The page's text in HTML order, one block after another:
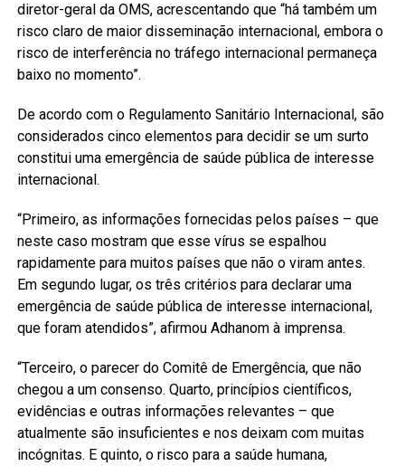
diretor-geral da OMS, acrescentando que “há também um
risco claro de maior disseminação internacional, embora o
risco de interferência no tráfego internacional permaneça
baixo no momento”.
De acordo com o Regulamento Sanitário Internacional, são
considerados cinco elementos para decidir se um surto
constitui uma emergência de saúde pública de interesse
internacional.
“Primeiro, as informações fornecidas pelos países – que
neste caso mostram que esse vírus se espalhou
rapidamente para muitos países que não o viram antes.
Em segundo lugar, os três critérios para declarar uma
emergência de saúde pública de interesse internacional,
que foram atendidos”, afirmou Adhanom à imprensa.
“Terceiro, o parecer do Comitê de Emergência, que não
chegou a um consenso. Quarto, princípios científicos,
evidências e outras informações relevantes – que
atualmente são insuficientes e nos deixam com muitas
incógnitas. E quinto, o risco para a saúde humana,